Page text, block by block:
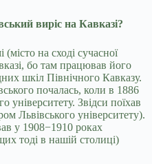
виріс на Кавказі?
на сході сучасної
бо там працював його
шкіл Північного Кавказу.
почалась, коли в 1886
університету. Звідси поїхав
Львівського університету).
у 1908−1910 роках
тоді в нашій столиці)